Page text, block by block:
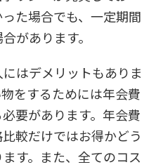
た場合でも、一定期間
があります。
はデメリットもありま
をするためには年会費
要があります。年会費
較だけではお得かどう
す。また、全てのコス